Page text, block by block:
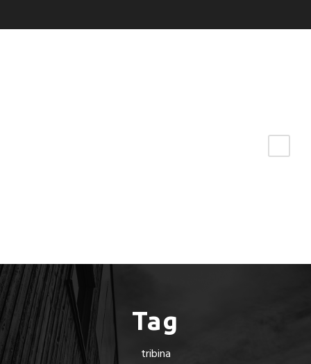
Tag
tribina